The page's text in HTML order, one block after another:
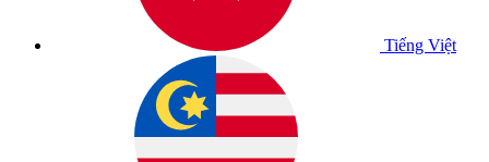
Tiếng Việt